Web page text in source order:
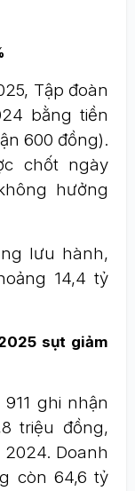
Tập đoàn
bằng tiền
600 đồng).
chốt ngày
hưởng
lưu hành,
14,4 tỷ
sụt giảm
ghi nhận
triệu đồng,
Doanh
còn 64,6 tỷ